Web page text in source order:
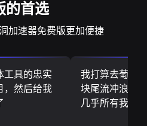
的首选
加速噐免费版更加便捷
工具的忠实
，然后给我
我打算去葡萄
块尾流冲浪板
几乎所有我需